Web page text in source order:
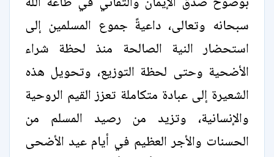
سبحانه وتعالى، داعيةً جموع المسلمين إلى
استحضار النية الصالحة منذ لحظة شراء
الأضحية وحتى لحظة التوزيع، وتحويل هذه
الشعيرة إلى عبادة متكاملة تعزز القيم الروحية
والإنسانية، وتزيد من رصيد المسلم من
الحسنات والأجر العظيم في أيام عيد الأضحى